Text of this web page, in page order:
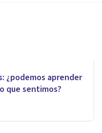
¿podemos aprender
que sentimos?